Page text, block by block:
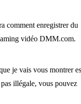
comment enregistrer du
vidéo DMM.com.
je vais vous montrer
illégale, vous pouvez